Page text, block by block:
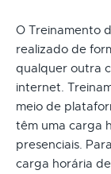
O Treinamento
realizado de
qualquer outra
internet.
meio de
têm uma carga
presenciais.
carga horária